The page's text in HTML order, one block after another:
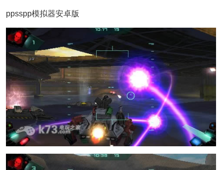
ppsspp模拟器安卓版